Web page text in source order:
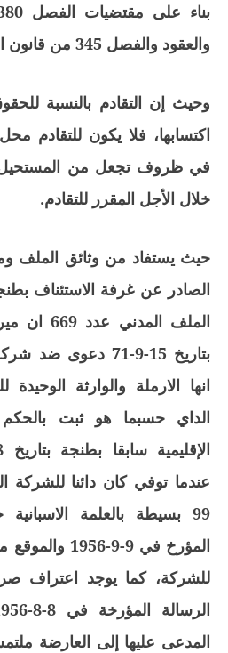
والعقود والفصل 345 من قانون المسطرة المدنية.
وحيث إن التقادم بالنسبة
اكتسابها، فلا يكون للتقادم
في ظروف تجعل من المستحيل
خلال الأجل المقرر للتقادم.
حيث يستفاد من وثائق الملف
الملف
بتاريخ 15-9-71
انها الارملة والوارثة
الداي حسبما هو ثبت
99 بسيطة بالعلمة
المؤرخ في 9-
للشركة، كما يوجد اعتراف
المدعى عليها إلى العارضة